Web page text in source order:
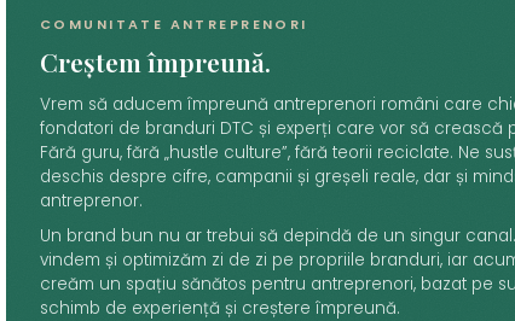
COMUNITATE ANTREPRENORI
Creștem împreună.
Vrem să aducem împreună antreprenori români care
fondatori de branduri DTC și experți care vor să crească
Fără guru, fără „hustle culture”, fără teorii reciclate. Ne
deschis despre cifre, campanii și greșeli reale, dar și
antreprenor.
Un brand bun nu ar trebui să depindă de un singur
vindem și optimizăm zi de zi pe propriile branduri, iar
creăm un spațiu sănătos pentru antreprenori, bazat pe
schimb de experiență și creștere împreună.